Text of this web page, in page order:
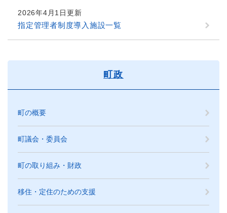
2026年4月1日更新
指定管理者制度導入施設一覧
町政
町の概要
町議会・委員会
町の取り組み・財政
移住・定住のための支援